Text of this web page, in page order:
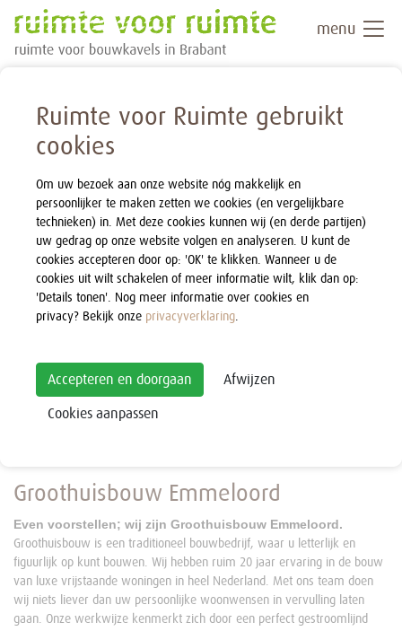
Ruimte voor Ruimte gebruikt
cookies
Om uw bezoek aan onze website nóg makkelijk en
persoonlijker te maken zetten we cookies (en vergelijkbare
technieken) in. Met deze cookies kunnen wij (en derde partijen)
uw gedrag op onze website volgen en analyseren. U kunt de
cookies accepteren door op: 'OK' te klikken. Wanneer u de
cookies uit wilt schakelen of meer informatie wilt, klik dan op:
'Details tonen'. Nog meer informatie over cookies en
privacy? Bekijk onze privacyverklaring.
Accepteren en doorgaan Afwijzen
Cookies aanpassen
menu
Groothuisbouw Emmeloord
Even voorstellen; wij zijn Groothuisbouw Emmeloord.
Groothuisbouw is een traditioneel bouwbedrijf, waar u letterlijk en
figuurlijk op kunt bouwen. Wij hebben ruim 20 jaar ervaring in de bouw
van luxe vrijstaande woningen in heel Nederland. Met ons team doen
wij niets liever dan uw persoonlijke woonwensen in vervulling laten
gaan. Onze werkwijze kenmerkt zich door een perfect gestroomlijnd